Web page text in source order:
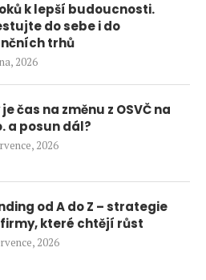
k lepší budoucnosti.
do sebe i do
trhů
2026
čas na změnu z OSVČ na
a posun dál?
2026
od A do Z – strategie
které chtějí růst
2026